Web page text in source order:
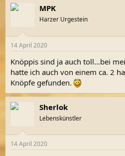
MPK
Harzer Urgestein
14 April 2020
Knöppis sind ja auch toll...bei
hatte ich auch von einem ca. 2
Knöpfe gefunden.
Sherlok
Lebenskünstler
14 April 2020